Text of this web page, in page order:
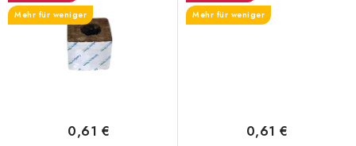
Mehr für weniger
0,61 €
Mehr für weniger
0,61 €